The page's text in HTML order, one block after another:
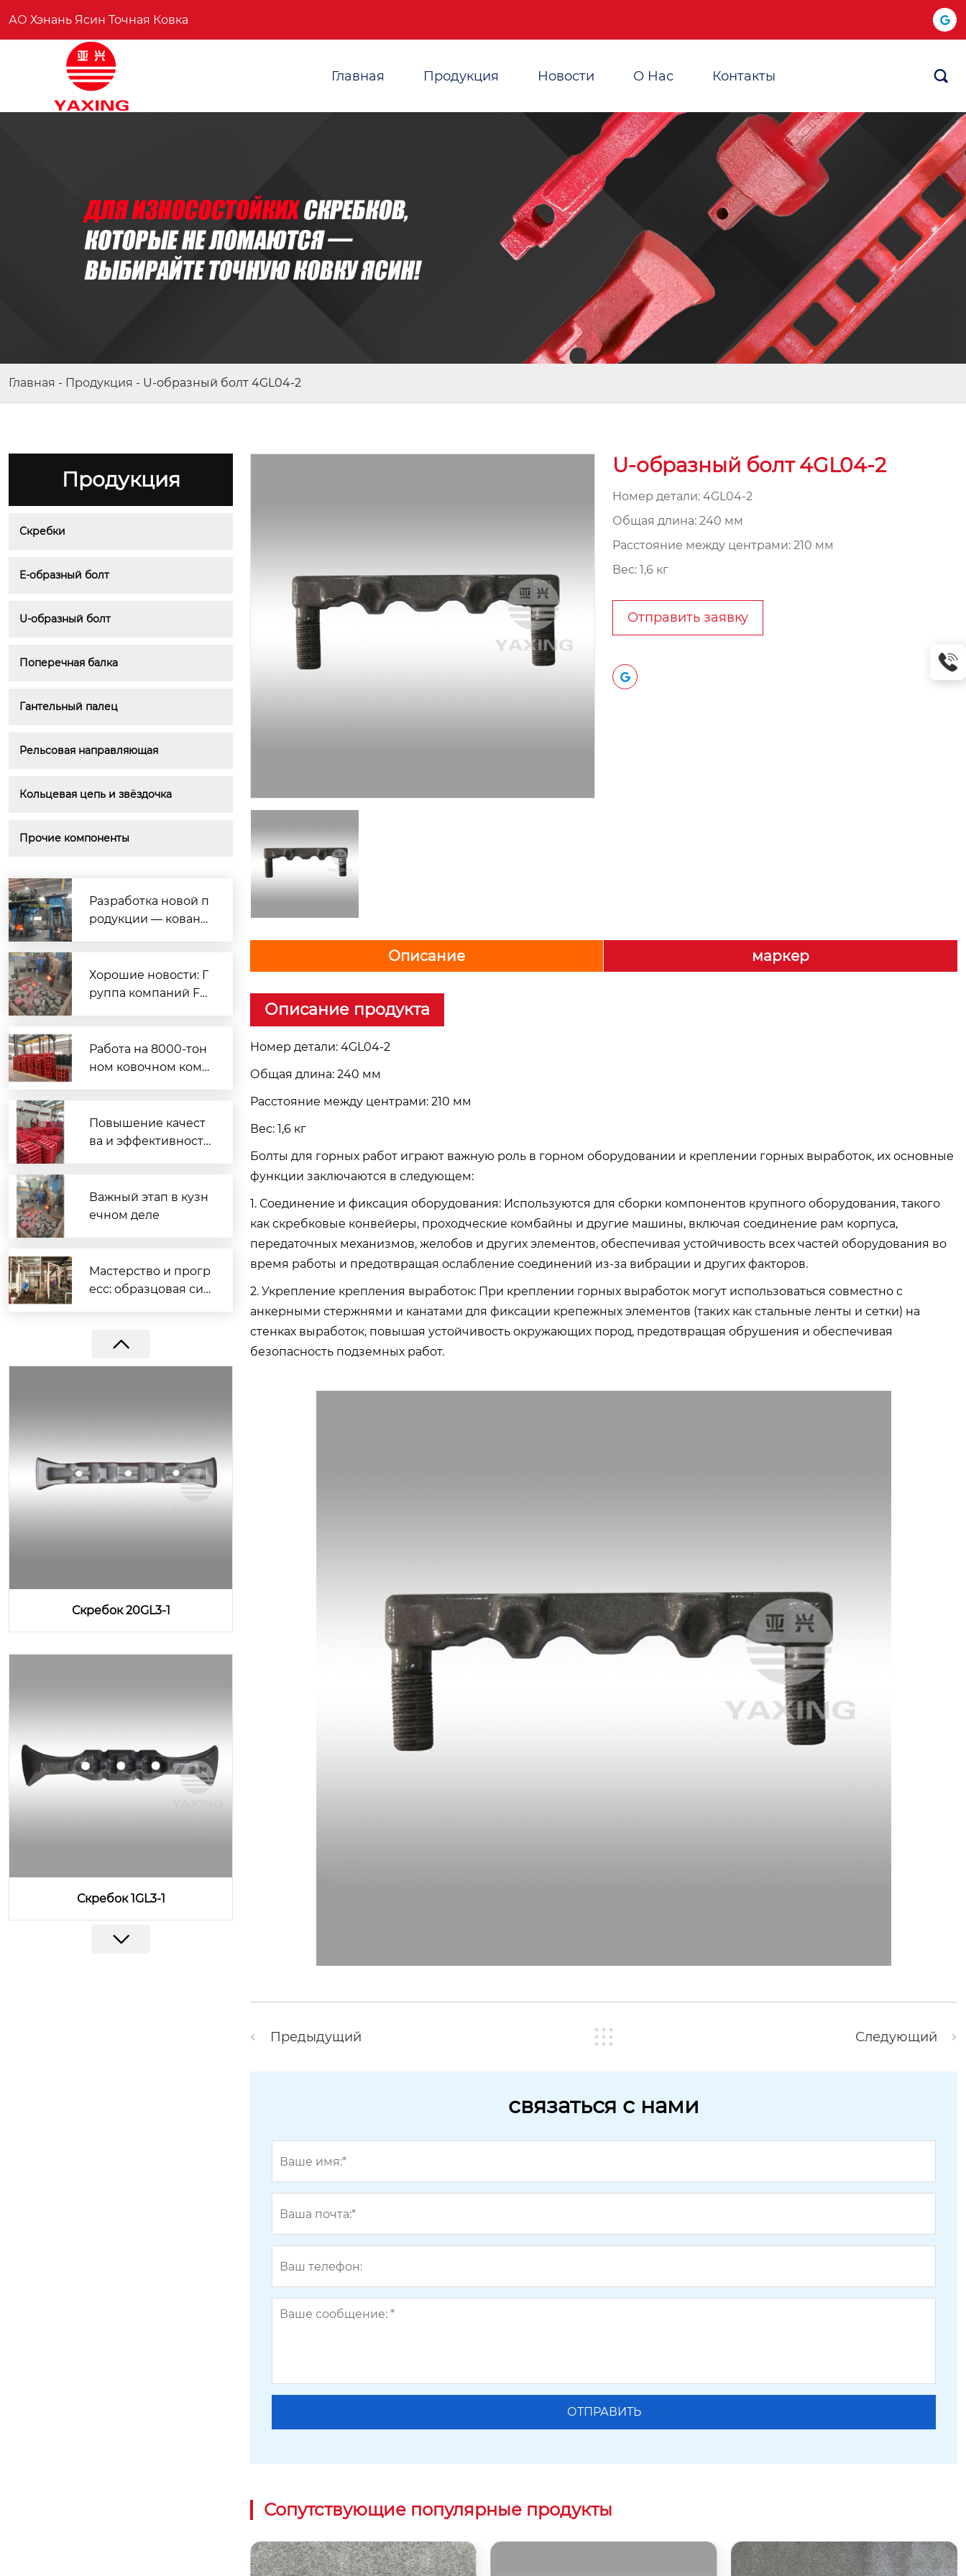
АО Хэнань Ясин Точная Ковка
Главная Продукция Новости О Hас Контакты 
Главная - Продукция - U-образный болт 4GL04-2
Продукция
Скребки
E-образный болт
U-образный болт
Поперечная балка
Гантельный палец
Рельсовая направляющая
Кольцевая цепь и звёздочка
Прочие компоненты
Разработка новой п
родукции — кована
Хорошие новости: Г
руппа компаний Fe
бъемы производств
а, а ее кузнечные м
Работа на 8000-тон
ном ковочном комп
роизводство зубчат
ых реек устанавлив
Повышение качест
ва и эффективности
Хунвэя устанавлива
ет рекорд по объем
Важный этап в кузн
ечном деле
Мастерство и прогр
есс: образцовая сил
ение заказов
Поперечная балка 15GL3-2
Скребок 11GL-1
Скребок 20GL3-1
Скребок 1GL3-1
U-образный болт 4GL04-2
Номер детали: 4GL04-2
Общая длина: 240 мм
Расстояние между центрами: 210 мм
Вес: 1,6 кг
Отправить заявку
Описание маркер
Описание продукта
Номер детали: 4GL04-2
Общая длина: 240 мм
Расстояние между центрами: 210 мм
Вес: 1,6 кг
Болты для горных работ играют важную роль в горном оборудовании и креплении горных выработок, их основные
функции заключаются в следующем:
1. Соединение и фиксация оборудования: Используются для сборки компонентов крупного оборудования, такого
как скребковые конвейеры, проходческие комбайны и другие машины, включая соединение рам корпуса,
передаточных механизмов, желобов и других элементов, обеспечивая устойчивость всех частей оборудования во
время работы и предотвращая ослабление соединений из-за вибрации и других факторов.
2. Укрепление крепления выработок: При креплении горных выработок могут использоваться совместно с
анкерными стержнями и канатами для фиксации крепежных элементов (таких как стальные ленты и сетки) на
стенках выработок, повышая устойчивость окружающих пород, предотвращая обрушения и обеспечивая
безопасность подземных работ.
Предыдущий Следующий
связаться с нами
Сопутствующие популярные продукты